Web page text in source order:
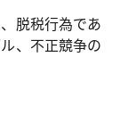
脱税行為であ
、不正競争の